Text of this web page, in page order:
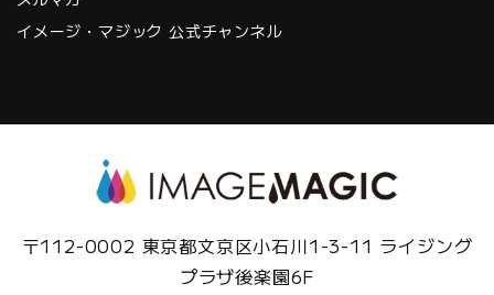
イメージ・マジック 公式チャンネル
〒112-0002 東京都文京区小石川1-3-11 ライジング
プラザ後楽園6F